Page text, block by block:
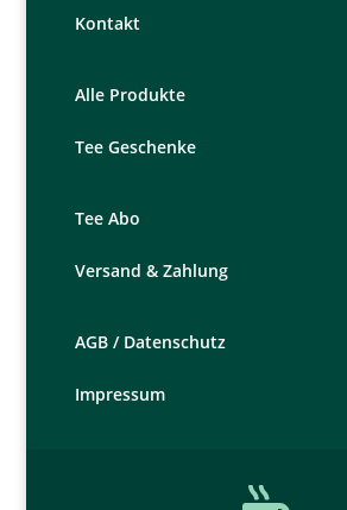
Kontakt
Alle Produkte
Tee Geschenke
Tee Abo
Versand & Zahlung
AGB / Datenschutz
Impressum